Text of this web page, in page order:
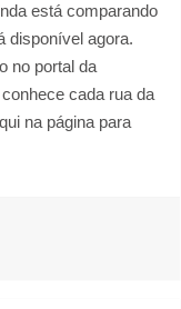
está comparando
disponível agora.
no portal da
cada rua da
na página para